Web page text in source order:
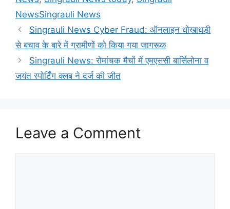
NewsSingrauli News
Singrauli News Cyber ​​Fraud: ऑनलाइन धोखाधड़ी
से बचाव के बारे में ग्रामीणों को किया गया जागरूक
Singrauli News: रोमांचक मैचों में एमएससी बार्सिलोना व
जयंत स्पोर्टिंग क्लब ने दर्ज की जीत
Leave a Comment